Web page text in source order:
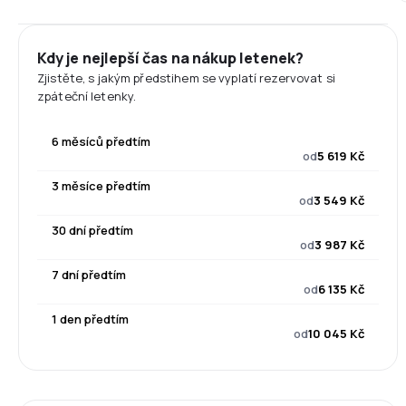
Kdy je nejlepší čas na nákup letenek?
Zjistěte, s jakým předstihem se vyplatí rezervovat si
zpáteční letenky.
6 měsíců předtím
od5 619 Kč
3 měsíce předtím
od3 549 Kč
30 dní předtím
od3 987 Kč
7 dní předtím
od6 135 Kč
1 den předtím
od10 045 Kč